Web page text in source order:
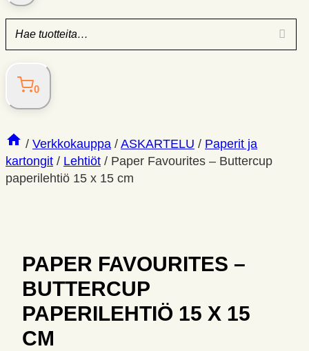
0
/ Verkkokauppa / ASKARTELU / Paperit ja
kartongit / Lehtiöt / Paper Favourites – Buttercup
paperilehtiö 15 x 15 cm
PAPER FAVOURITES –
BUTTERCUP
PAPERILEHTIÖ 15 X 15
CM